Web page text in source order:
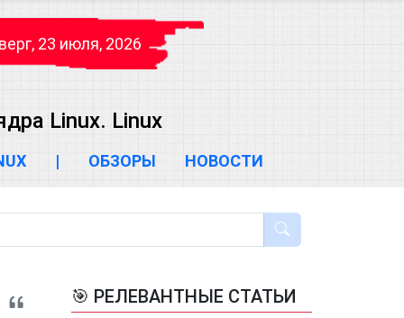
23 июля, 2026
Linux. Linux
| ОБЗОРЫ НОВОСТИ
🎯 РЕЛЕВАНТНЫЕ СТАТЬИ